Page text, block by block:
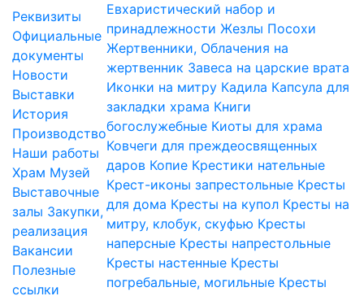
Реквизиты
Официальные
документы
Новости
Выставки
История
Производство
Наши работы
Храм Музей
Выставочные
залы Закупки,
реализация
Вакансии
Полезные
ссылки
Евхаристический набор и
принадлежности Жезлы Посохи
Жертвенники, Облачения на
жертвенник Завеса на царские врата
Иконки на митру Кадила Капсула для
закладки храма Книги
богослужебные Киоты для храма
Ковчеги для преждеосвященных
даров Копие Крестики нательные
Крест-иконы запрестольные Кресты
для дома Кресты на купол Кресты на
митру, клобук, скуфью Кресты
наперсные Кресты напрестольные
Кресты настенные Кресты
погребальные, могильные Кресты